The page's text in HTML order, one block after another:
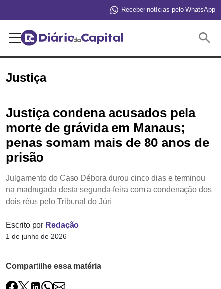
Receber notícias pelo WhatsApp
Justiça
Justiça condena acusados pela
morte de grávida em Manaus;
penas somam mais de 80 anos de
prisão
Julgamento do Caso Débora durou cinco dias e terminou
na madrugada desta segunda-feira com a condenação dos
dois réus pelo Tribunal do Júri
Escrito por Redação
1 de junho de 2026
Compartilhe essa matéria